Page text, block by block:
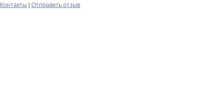
Контакты
Отправить отзыв